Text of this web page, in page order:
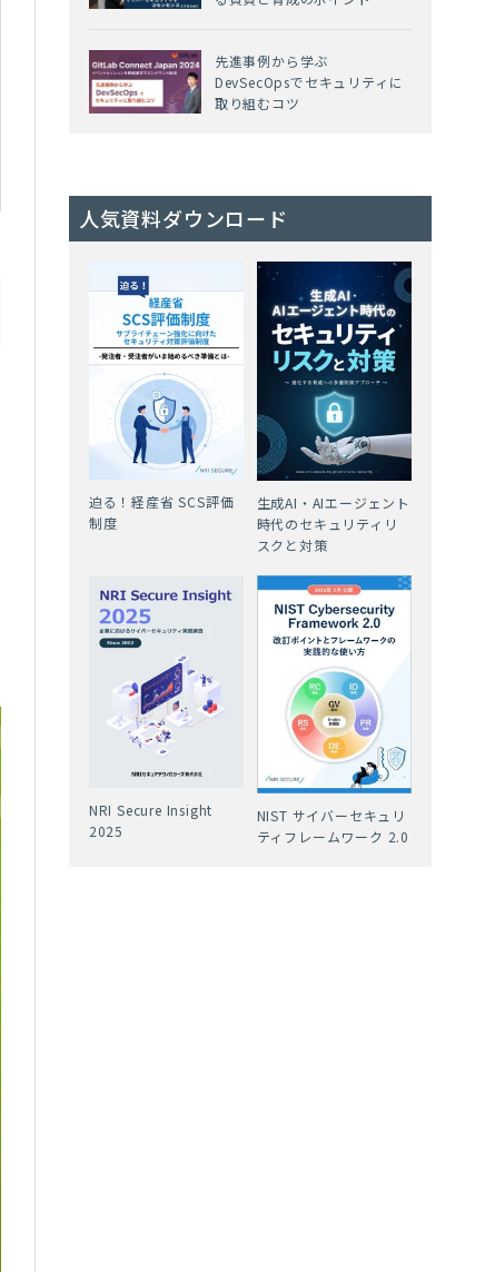
先進事例から学ぶ
DevSecOpsでセキュリティに
取り組むコツ
人気資料ダウンロード
迫る！経産省 SCS評価
制度
生成AI・AIエージェント
時代のセキュリティリ
スクと対策
NRI Secure Insight
2025
NIST サイバーセキュリ
ティフレームワーク 2.0